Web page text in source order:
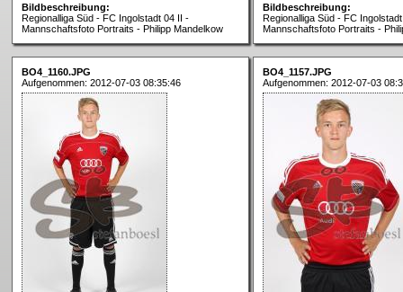
Bildbeschreibung:
Regionalliga Süd - FC Ingolstadt 04 II -
Mannschaftsfoto Portraits - Philipp Mandelkow
Bildbeschreibung:
Regionalliga Süd - FC
Mannschaftsfoto Portraits -
BO4_1160.JPG
Aufgenommen: 2012-07-03 08:35:46
BO4_1157.JPG
Aufgenommen: 2012-07-03